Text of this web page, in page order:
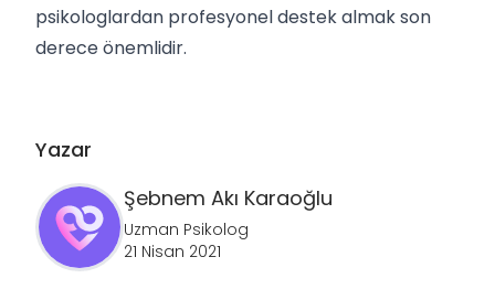
psikologlardan profesyonel destek almak son
derece önemlidir.
Yazar
Şebnem Akı Karaoğlu
Uzman Psikolog
21 Nisan 2021